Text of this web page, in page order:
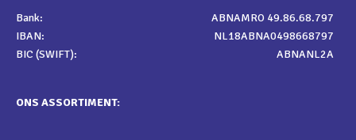
Bank:
ABNAMRO 49.86.68.797
IBAN:
NL18ABNA0498668797
BIC (SWIFT):
ABNANL2A
ONS ASSORTIMENT: